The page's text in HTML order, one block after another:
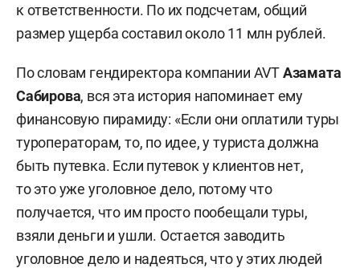
к ответственности. По их подсчетам, общий
размер ущерба составил около 11 млн рублей.
По словам гендиректора компании AVTАзамата
Сабирова, вся эта история напоминает ему
финансовую пирамиду: «Если они оплатили туры
туроператорам, то, по идее, у туриста должна
быть путевка. Если путевок у клиентов нет,
то это уже уголовное дело, потому что
получается, что им просто пообещали туры,
взяли деньги и ушли. Остается заводить
уголовное дело и надеяться, что у этих людей